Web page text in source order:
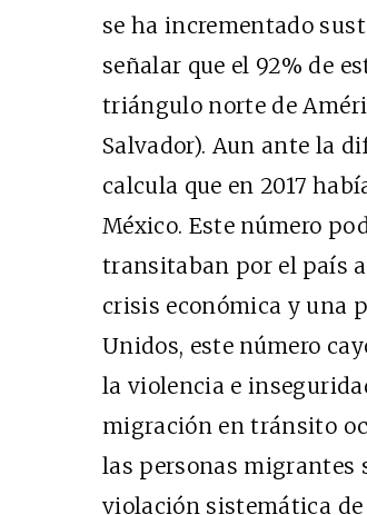
se ha incrementado
señalar que el 92% de
triángulo norte de
Salvador). Aun ante la
calcula que en 2017
México. Este número
transitaban por el país
crisis económica y una
Unidos, este número
la violencia e
migración en tránsito
las personas migrantes
violación sistemática de